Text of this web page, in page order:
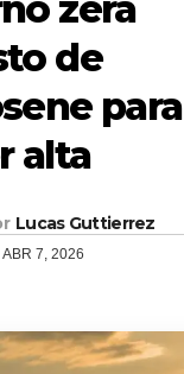
de
para
alta
Lucas Guttierrez
ABR 7, 2026